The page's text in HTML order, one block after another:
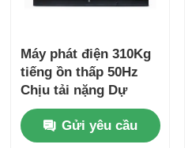
Máy phát điện 310Kg
tiếng ồn thấp 50Hz
Chịu tải nặng Dự
phòng khẩn cấp
Gửi yêu cầu